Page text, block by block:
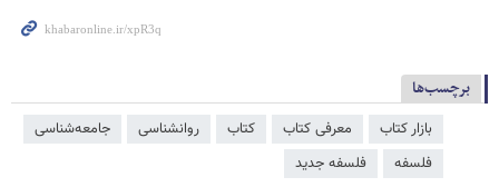
برچسب‌ها
بازار کتاب معرفی کتاب کتاب روانشناسی
جامعه‌شناسی
فلسفه
فلسفه جدید